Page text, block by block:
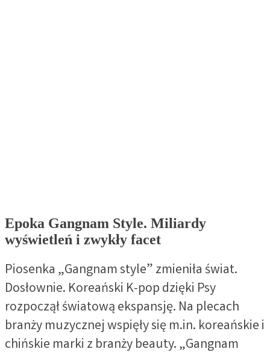
Epoka Gangnam Style. Miliardy
wyświetleń i zwykły facet
Piosenka „Gangnam style” zmieniła świat.
Dosłownie. Koreański K-pop dzięki Psy
rozpoczął światową ekspansję. Na plecach
branży muzycznej wspięły się m.in. koreańskie i
chińskie marki z branży beauty. „Gangnam